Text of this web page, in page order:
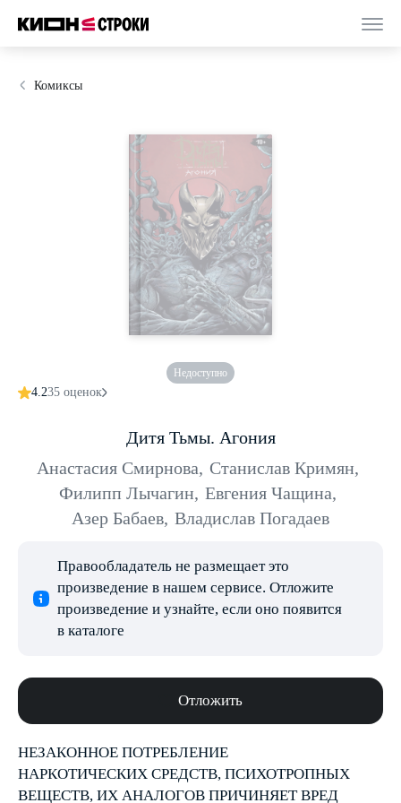
Комиксы
Недоступно
4.235 оценок
Дитя Тьмы. Агония
Анастасия Смирнова, Станислав Кримян,
Филипп Лычагин, Евгения Чащина,
Азер Бабаев, Владислав Погадаев
Правообладатель не размещает это
произведение в нашем сервисе. Отложите
произведение и узнайте, если оно появится
в каталоге
Отложить
НЕЗАКОННОЕ ПОТРЕБЛЕНИЕ
НАРКОТИЧЕСКИХ СРЕДСТВ, ПСИХОТРОПНЫХ
ВЕЩЕСТВ, ИХ АНАЛОГОВ ПРИЧИНЯЕТ ВРЕД